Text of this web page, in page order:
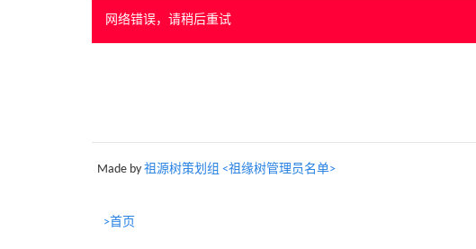
网络错误，请稍后重试
Made by 祖源树策划组 <祖缘树管理员名单>
>首页